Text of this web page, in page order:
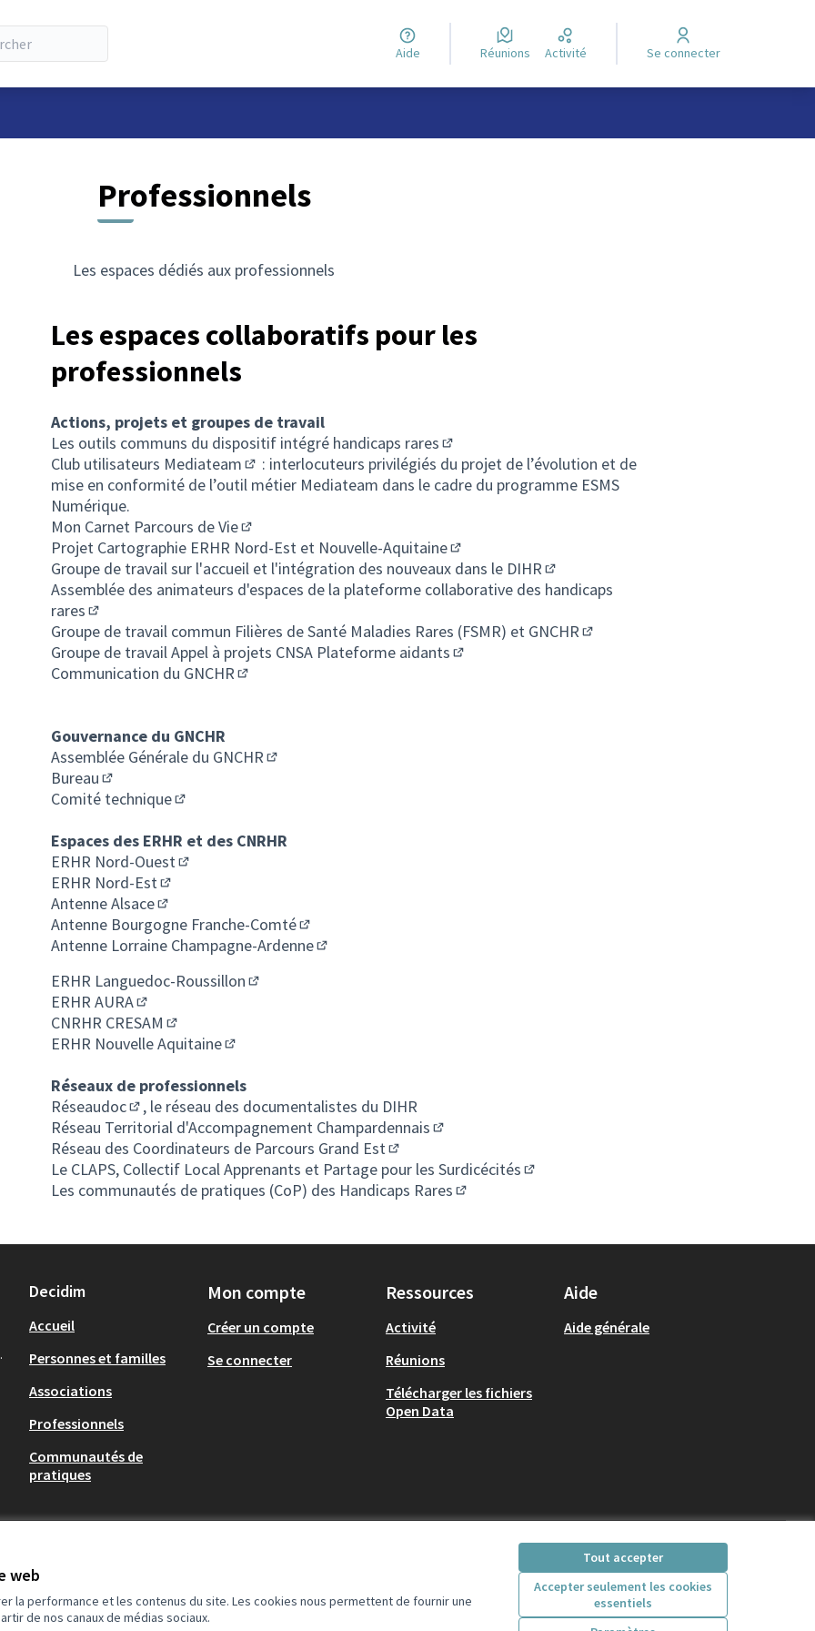
web
la performance et les contenus du site. Les cookies nous permettent de fournir une
de nos canaux de médias sociaux.
Tout accepter
Accepter seulement les cookies
essentiels
Aide Réunions Activité Se connecter
Professionnels
Les espaces dédiés aux professionnels
Les espaces collaboratifs pour les
professionnels
Actions, projets et groupes de travail
Les outils communs du dispositif intégré handicaps rares
(S'ouvre dans un nouvel onglet)
Club utilisateurs Mediateam
(S'ouvre dans un nouvel onglet)
: interlocuteurs privilégiés du projet de l’évolution et de
mise en conformité de l’outil métier Mediateam dans le cadre du programme ESMS
Numérique.
Mon Carnet Parcours de Vie
(S'ouvre dans un nouvel onglet)
Projet Cartographie ERHR Nord-Est et Nouvelle-Aquitaine
(S'ouvre dans un nouvel onglet)
Groupe de travail sur l'accueil et l'intégration des nouveaux dans le DIHR
(S'ouvre dans un nouvel onglet)
Assemblée des animateurs d'espaces de la plateforme collaborative des handicaps
rares
(S'ouvre dans un nouvel onglet)
Groupe de travail commun Filières de Santé Maladies Rares (FSMR) et GNCHR
Groupe de travail Appel à projets CNSA Plateforme aidants
Communication du GNCHR
Gouvernance du GNCHR
Assemblée Générale du GNCHR
Bureau
(S'ouvre dans un nouvel onglet)
Comité technique
Espaces des ERHR et des CNRHR
ERHR Nord-Ouest
ERHR Nord-Est
(S'ouvre dans un nouvel onglet)
Antenne Alsace
(S'ouvre dans un nouvel onglet)
Antenne Bourgogne Franche-Comté
(S'ouvre dans un nouvel onglet)
Antenne Lorraine Champagne-Ardenne
ERHR Languedoc-Roussillon
ERHR AURA
(S'ouvre dans un nouvel onglet)
CNRHR CRESAM
(S'ouvre dans un nouvel onglet)
ERHR Nouvelle Aquitaine
Réseaux de professionnels
Réseaudoc
(S'ouvre dans un nouvel onglet)
, le réseau des documentalistes du DIHR
Réseau Territorial d'Accompagnement Champardennais
Réseau des Coordinateurs de Parcours Grand Est
(S'ouvre dans un nouvel onglet)
Le CLAPS, Collectif Local Apprenants et Partage pour les Surdicécités
Les communautés de pratiques (CoP) des Handicaps Rares
Decidim
Accueil
Personnes et familles
Associations
Professionnels
Communautés de
pratiques
Mon compte
Créer un compte
Se connecter
Ressources
Activité
Réunions
Télécharger les fichiers
Open Data
Aide
Aide générale
Licence Creative
(Lien externe)